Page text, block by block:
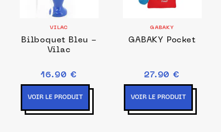
VILAC
Bilboquet Bleu -
Vilac
16.90 €
VOIR LE PRODUIT
GABAKY
GABAKY Pocket
27.90 €
VOIR LE PRODUIT